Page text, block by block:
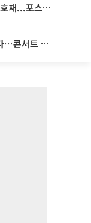
[증시키워드] 반도체 충격 뚫은 개별 호재...포스코퓨처엠·에코프로·한화솔루션 '눈길'
빅뱅, 20주년 기념 '새 뱅봉' 선보인다⋯콘서트 앞두고 팝업 개최